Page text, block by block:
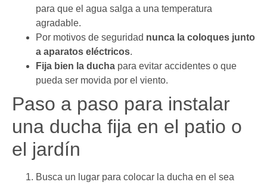
para que el agua salga a una temperatura
agradable.
Por motivos de seguridad nunca la coloques junto
a aparatos eléctricos.
Fija bien la ducha para evitar accidentes o que
pueda ser movida por el viento.
Paso a paso para instalar
una ducha fija en el patio o
el jardín
Busca un lugar para colocar la ducha en el sea